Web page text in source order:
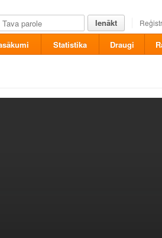
Ienākt
Statistika Draugi